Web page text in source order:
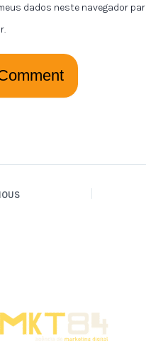
dados neste navegador